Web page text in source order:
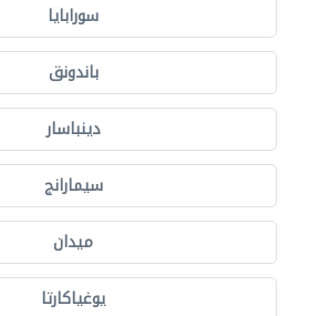
سورابايا
باندونق
دينباسار
سيمارانج
ميدان
يوغياكارتا